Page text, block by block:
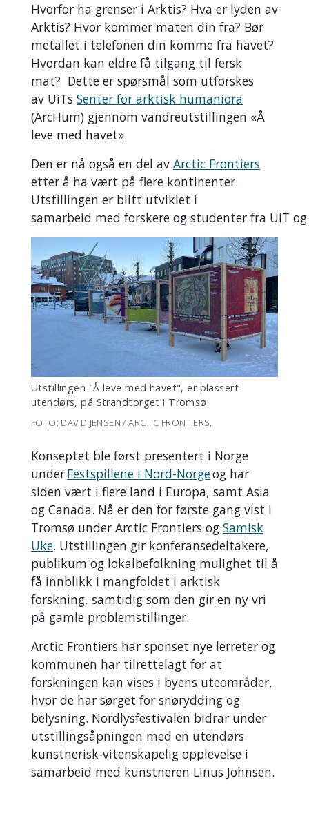
Hvorfor ha grenser i Arktis? Hva er lyden av
Arktis? Hvor kommer maten din fra? Bør
metallet i telefonen din komme fra havet?
Hvordan kan eldre få tilgang til fersk
mat? Dette er spørsmål som utforskes
av UiTs Senter for arktisk humaniora
(ArcHum) gjennom vandreutstillingen «Å
leve med havet».
Den er nå også en del av Arctic Frontiers
etter å ha vært på flere kontinenter.
Utstillingen er blitt utviklet i
samarbeid med forskere og studenter fra UiT
Utstillingen "Å leve med havet", er plassert
utendørs, på Strandtorget i Tromsø.
FOTO: DAVID JENSEN / ARCTIC FRONTIERS.
Konseptet ble først presentert i Norge
underFestspillene i Nord-Norgeog har
siden vært i flere land i Europa, samt Asia
og Canada. Nå er den for første gang vist i
Tromsø under Arctic Frontiers og Samisk
Uke. Utstillingen gir konferansedeltakere,
publikum og lokalbefolkning mulighet til å
få innblikk i mangfoldet i arktisk
forskning, samtidig som den gir en ny vri
på gamle problemstillinger.
Arctic Frontiers har sponset nye lerreter og
kommunen har tilrettelagt for at
forskningen kan vises i byens uteområder,
hvor de har sørget for snørydding og
belysning. Nordlysfestivalen bidrar under
utstillingsåpningen med en utendørs
kunstnerisk-vitenskapelig opplevelse i
samarbeid med kunstneren Linus Johnsen.